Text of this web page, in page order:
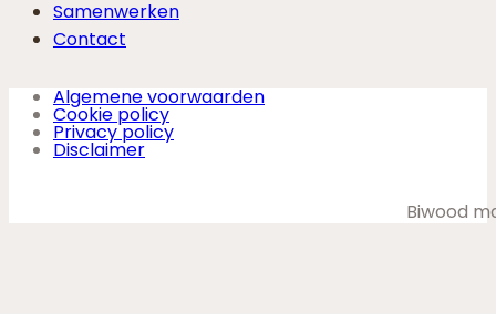
Samenwerken
Contact
Algemene voorwaarden
Cookie policy
Privacy policy
Disclaimer
Biwood